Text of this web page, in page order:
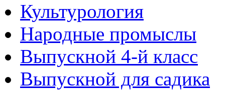
Культурология
Народные промыслы
Выпускной 4-й класс
Выпускной для садика